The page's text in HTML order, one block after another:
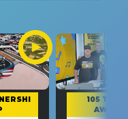
105 TAKE
AWAY